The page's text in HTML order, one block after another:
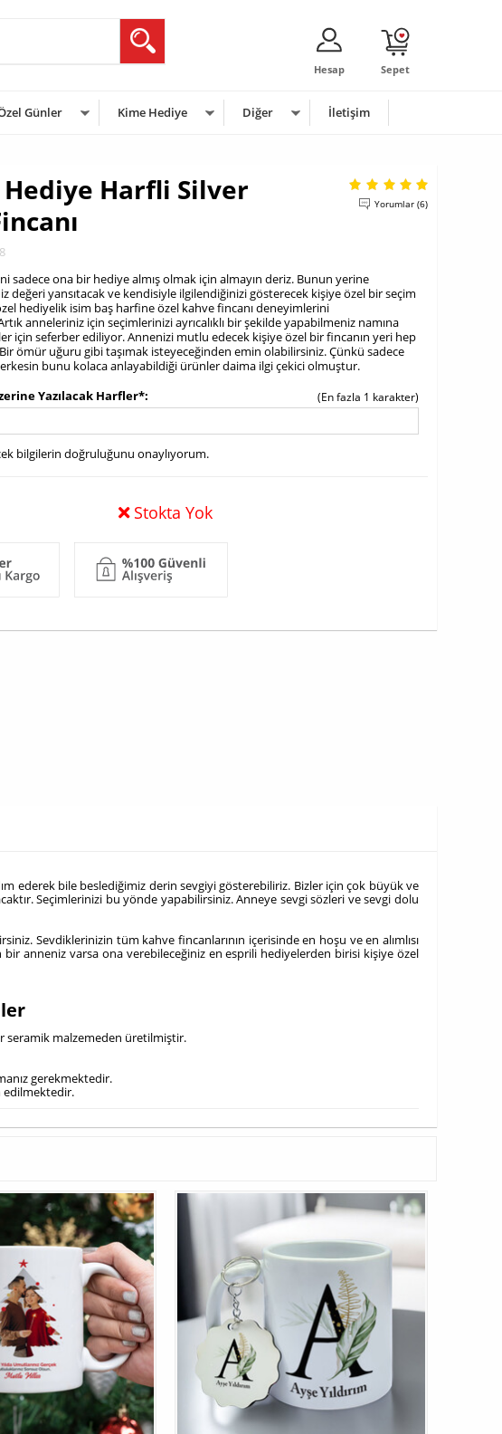
Sepet
Hesap
Günler Kime Hediye Diğer İletişim
Harfli Silver
Yorumlar (6)
sadece ona bir hediye almış olmak için almayın deriz. Bunun yerine
değeri yansıtacak ve kendisiyle ilgilendiğinizi gösterecek kişiye özel bir seçim
hediyelik isim baş harfine özel kahve fincanı deneyimlerini
Artık anneleriniz için seçimlerinizi ayrıcalıklı bir şekilde yapabilmeniz namına
için seferber ediliyor. Annenizi mutlu edecek kişiye özel bir fincanın yeri hep
Bir ömür uğuru gibi taşımak isteyeceğinden emin olabilirsiniz. Çünkü sadece
bunu kolaca anlayabildiği ürünler daima ilgi çekici olmuştur.
Yazılacak Harfler*
(En fazla 1 karakter)
bilgilerin doğruluğunu onaylıyorum.
Stokta Yok
ederek bile beslediğimiz derin sevgiyi gösterebiliriz. Bizler için çok büyük ve
Seçimlerinizi bu yönde yapabilirsiniz. Anneye sevgi sözleri ve sevgi dolu
Sevdiklerinizin tüm kahve fincanlarının içerisinde en hoşu ve en alımlısı
anneniz varsa ona verebileceğiniz en esprili hediyelerden birisi kişiye özel
seramik malzemeden üretilmiştir.
gerekmektedir.
edilmektedir.